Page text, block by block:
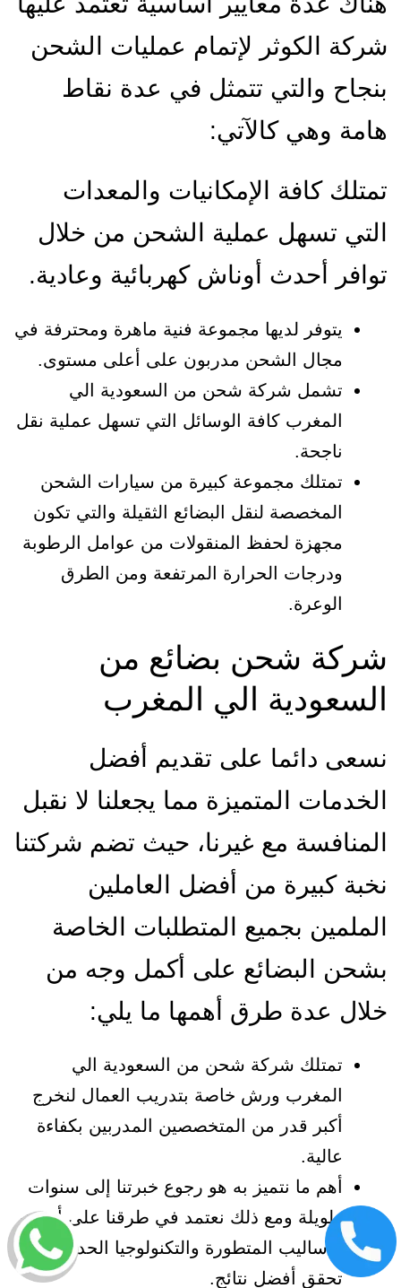
شركة الكوثر لإتمام عمليات الشحن
بنجاح والتي تتمثل في عدة نقاط
هامة وهي كالآتي:
تمتلك كافة الإمكانيات والمعدات
التي تسهل عملية الشحن من خلال
توافر أحدث أوناش كهربائية وعادية.
يتوفر لديها مجموعة فنية ماهرة ومحترفة في
مجال الشحن مدربون على أعلى مستوى.
تشمل شركة شحن من السعودية الي
المغرب كافة الوسائل التي تسهل عملية نقل
ناجحة.
تمتلك مجموعة كبيرة من سيارات الشحن
المخصصة لنقل البضائع الثقيلة والتي تكون
مجهزة لحفظ المنقولات من عوامل الرطوبة
ودرجات الحرارة المرتفعة ومن الطرق
الوعرة.
شركة شحن بضائع من
السعودية الي المغرب
نسعى دائما على تقديم أفضل
الخدمات المتميزة مما يجعلنا لا نقبل
المنافسة مع غيرنا، حيث تضم شركتنا
نخبة كبيرة من أفضل العاملين
الملمين بجميع المتطلبات الخاصة
بشحن البضائع على أكمل وجه من
خلال عدة طرق أهمها ما يلي:
تمتلك شركة شحن من السعودية الي
المغرب ورش خاصة بتدريب العمال لنخرج
أكبر قدر من المتخصصين المدربين بكفاءة
عالية.
أهم ما نتميز به هو رجوع خبرتنا إلى سنوات
طويلة ومع ذلك نعتمد في طرقنا على أحدث
الأساليب المتطورة والتكنولوجيا الحديثة التي
تحقق أفضل نتائج.